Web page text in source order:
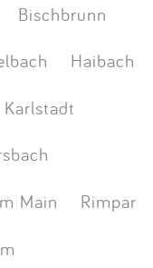
Bischbrunn
Haibach
Karlstadt
Main
Rimpar